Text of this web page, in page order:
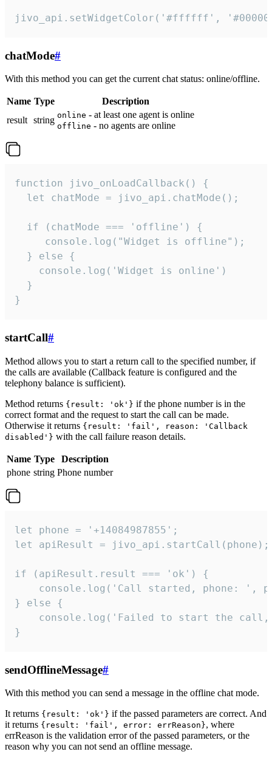
jivo_api.setWidgetColor('#ffffff',
chatMode#
With this method you can get the current chat status: online/offline.
Name Type
Description
result string online - at least one agent is online
offline - no agents are online
function jivo_onLoadCallback() {
  let chatMode = jivo_api.chatMode();
  if (chatMode === 'offline') {
     console.log("Widget is offline");
  } else {
    console.log('Widget is online')
  }
}
startCall#
Method allows you to start a return call to the specified number, if
the calls are available (Callback feature is configured and the
telephony balance is sufficient).
Method returns {result: 'ok'} if the phone number is in the
correct format and the request to start the call can be made.
Otherwise it returns {result: 'fail', reason: 'Callback
disabled'} with the call failure reason details.
Name Type
Description
phone string Phone number
let phone = '+14084987855';
let apiResult = jivo_api.startCall(phone);
if (apiResult.result === 'ok') {
console.log('Call started, phone: ',
} else {
console.log('Failed to start the
}
sendOfflineMessage#
With this method you can send a message in the offline chat mode.
It returns {result: 'ok'} if the passed parameters are correct. And
it returns {result: 'fail', error: errReason}, where
errReason is the validation error of the passed parameters, or the
reason why you can not send an offline message.